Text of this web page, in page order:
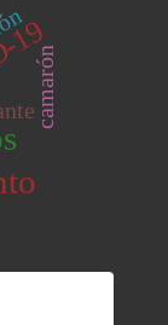
camarón